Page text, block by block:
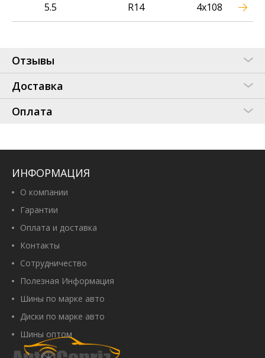
5.5
R14 4x108
Отзывы
Доставка
Оплата
ИНФОРМАЦИЯ
О компании
Гарантии
Оплата и доставка
Контакты
Сотрудничество
Полезная Информация
Шины по марке авто
Диски по марке авто
Шины оптом